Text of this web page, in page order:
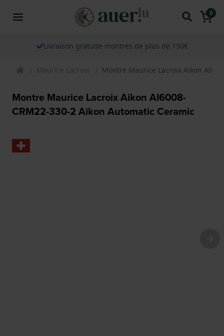
0
Livraison gratuite montres de plus de 150€
Maurice Lacroix Montre Maurice Lacroix Aikon
Montre Maurice Lacroix Aikon AI6008-
CRM22-330-2 Aikon Automatic Ceramic